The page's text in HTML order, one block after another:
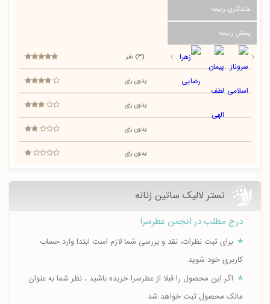
ماندگاری رایحه
پخش رایحه
(3) نفر
بدون رای
بدون رای
بدون رای
بدون رای
تستر لالیک ساتین زنانه
درج مطلب در انجمن عطرسرا
برای ثبت نظرات، نقد و بررسی شما لازم است ابتدا وارد حساب
کاربری خود شوید
اگر این محصول را قبلا از عطرسرا خریده باشید ، نظر شما به عنوان
مالک محصول ثبت خواهد شد